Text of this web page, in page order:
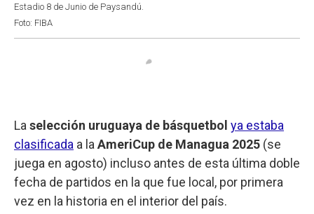
Estadio 8 de Junio de Paysandú.
Foto: FIBA
La selección uruguaya de básquetbol ya estaba
clasificada a la AmeriCup de Managua 2025 (se
juega en agosto) incluso antes de esta última doble
fecha de partidos en la que fue local, por primera
vez en la historia en el interior del país.